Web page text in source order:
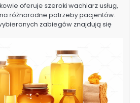
oferuje szeroki wachlarz usług,
różnorodne potrzeby pacjentów.
zabiegów znajdują się